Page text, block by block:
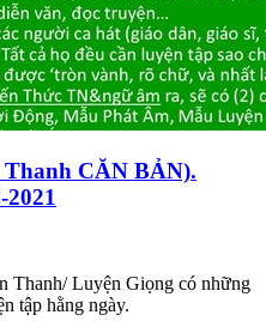
CĂN BẢN).
Thanh/ Luyện Giọng có những
tập hằng ngày.